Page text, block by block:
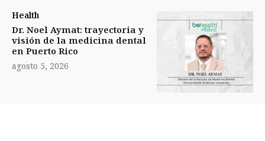
Health
Dr. Noel Aymat: trayectoria y
visión de la medicina dental
en Puerto Rico
agosto 5, 2026